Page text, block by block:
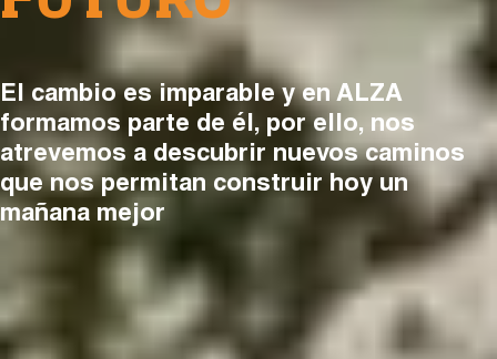
El cambio es imparable y en ALZA
formamos parte de él, por ello, nos
atrevemos a descubrir nuevos caminos
que nos permitan construir hoy un
mañana mejor